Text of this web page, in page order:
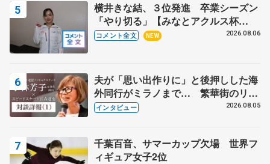
横井きな結、３位発進 卒業シーズン
「やり切る」【みなとアクルス杯
SP】
コメント全文 NEW 2026.08.06
夫が「思い出作りに」と後押しした海
外同行がミラノまで… 繁華街のリン
クでは不良のお兄さんも味方に 小林
インタビュー 2026.08.05
千葉百音、サマーカップ欠場 世界フ
ィギュア女子2位